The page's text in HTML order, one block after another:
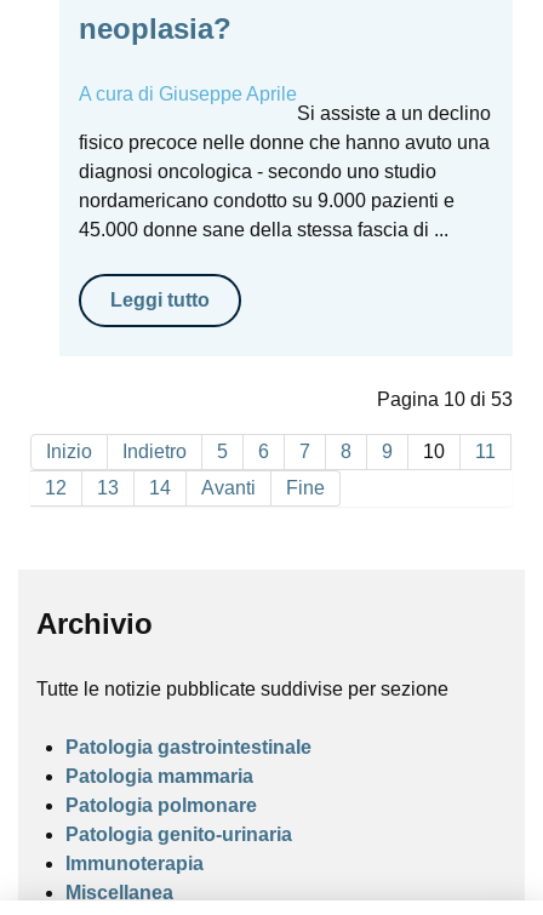
neoplasia?
A cura di Giuseppe Aprile
Si assiste a un declino
fisico precoce nelle donne che hanno avuto una
diagnosi oncologica - secondo uno studio
nordamericano condotto su 9.000 pazienti e
45.000 donne sane della stessa fascia di ...
Leggi tutto
Pagina 10 di 53
Inizio Indietro 5 6 7 8 9 10
11
12
13 14 Avanti Fine
Archivio
Tutte le notizie pubblicate suddivise per sezione
Patologia gastrointestinale
Patologia mammaria
Patologia polmonare
Patologia genito-urinaria
Immunoterapia
Miscellanea